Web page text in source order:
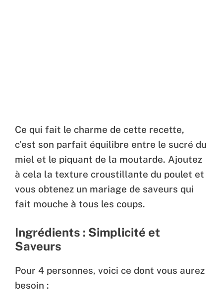
Ce qui fait le charme de cette recette,
c’est son parfait équilibre entre le sucré du
miel et le piquant de la moutarde. Ajoutez
à cela la texture croustillante du poulet et
vous obtenez un mariage de saveurs qui
fait mouche à tous les coups.
Ingrédients : Simplicité et
Saveurs
Pour 4 personnes, voici ce dont vous aurez
besoin :